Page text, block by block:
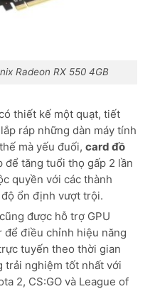
Radeon RX 550 4GB
thiết kế một quạt, tiết
ráp những dàn máy tính
mà yếu đuối, card đồ
tăng tuổi thọ gấp 2 lần
​​quyền với các thành
ổn định vượt trội.
được hỗ trợ GPU
để điều chỉnh hiệu năng
tuyến theo thời gian
trải nghiệm tốt nhất với
2, CS:GO và League of